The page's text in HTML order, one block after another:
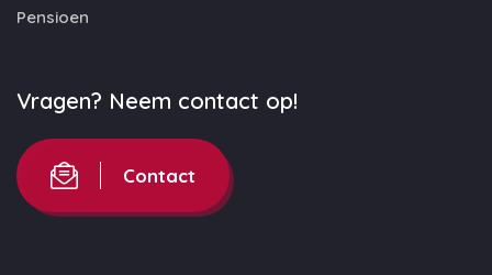
Pensioen
Vragen? Neem contact op!
Contact